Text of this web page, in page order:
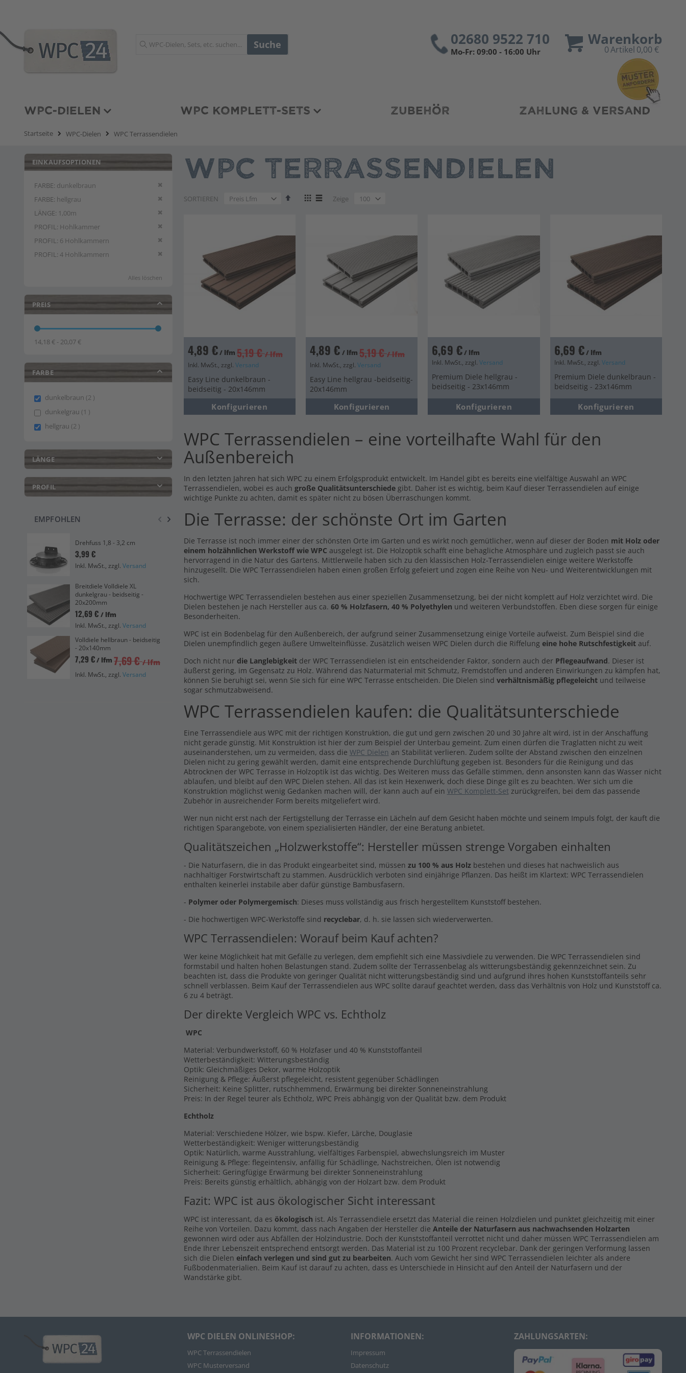
Warenkorb
0Artikel 0,00 €
Suche 02680 9522 710
Mo-Fr: 09:00 - 16:00 Uhr
WPC-DIELEN WPC KOMPLETT-SETS ZUBEHÖR ZAHLUNG & VERSAND
Startseite WPC-Dielen WPC Terrassendielen
WPC TERRASSENDIELEN
SORTIEREN
AbsteigendAnzeigen
Zeige
4,89 €/ lfm 5,19 € / lfm
Inkl. MwSt., zzgl. Versand
Easy Line dunkelbraun -
beidseitig - 20x146mm
Konfigurieren
4,89 € / lfm5,19 € / lfm
Inkl. MwSt., zzgl. Versand
Easy Line hellgrau -beidseitig-
20x146mm
Konfigurieren
6,69 €/ lfm
Inkl. MwSt., zzgl.Versand
Premium Diele hellgrau -
beidseitig - 23x146mm
Konfigurieren
6,69 €/ lfm
Inkl. MwSt., zzgl. Versand
Premium Diele dunkelbraun -
beidseitig - 23x146mm
Konfigurieren
WPC Terrassendielen – eine vorteilhafte Wahl für den
Außenbereich
In den letzten Jahren hat sich WPC zu einem Erfolgsprodukt entwickelt. Im Handel gibt es bereits eine vielfältige Auswahl an WPC
Terrassendielen, wobei es auch große Qualitätsunterschiede gibt. Daher ist es wichtig, beim Kauf dieser Terrassendielen auf einige
wichtige Punkte zu achten, damit es später nicht zu bösen Überraschungen kommt.
Die Terrasse: der schönste Ort im Garten
Die Terrasse ist noch immer einer der schönsten Orte im Garten und es wirkt noch gemütlicher, wenn auf dieser der Boden mit Holz oder
einem holzähnlichen Werkstoff wie WPC ausgelegt ist. Die Holzoptik schafft eine behagliche Atmosphäre und zugleich passt sie auch
hervorragend in die Natur des Gartens. Mittlerweile haben sich zu den klassischen Holz-Terrassendielen einige weitere Werkstoffe
hinzugesellt. Die WPC Terrassendielen haben einen großen Erfolg gefeiert und zogen eine Reihe von Neu- und Weiterentwicklungen mit
sich.
Hochwertige WPC Terrassendielen bestehen aus einer speziellen Zusammensetzung, bei der nicht komplett auf Holz verzichtet wird. Die
Dielen bestehen je nach Hersteller aus ca. 60 % Holzfasern, 40 % Polyethylen und weiteren Verbundstoffen. Eben diese sorgen für einige
Besonderheiten.
WPC ist ein Bodenbelag für den Außenbereich, der aufgrund seiner Zusammensetzung einige Vorteile aufweist. Zum Beispiel sind die
Dielen unempfindlich gegen äußere Umwelteinflüsse. Zusätzlich weisen WPC Dielen durch die Riffelung eine hohe Rutschfestigkeitauf.
Doch nicht nur die Langlebigkeitder WPC Terrassendielen ist ein entscheidender Faktor, sondern auch der Pflegeaufwand. Dieser ist
äußerst gering, im Gegensatz zu Holz. Während das Naturmaterial mit Schmutz, Fremdstoffen und anderen Einwirkungen zu kämpfen hat,
können Sie beruhigt sei, wenn Sie sich für eine WPC Terrasse entscheiden. Die Dielen sind verhältnismäßig pflegeleichtund teilweise
sogar schmutzabweisend.
WPC Terrassendielen kaufen: die Qualitätsunterschiede
Eine Terrassendiele aus WPC mit der richtigen Konstruktion, die gut und gern zwischen 20 und 30 Jahre alt wird, ist in der Anschaffung
nicht gerade günstig. Mit Konstruktion ist hier der zum Beispiel der Unterbau gemeint. Zum einen dürfen die Traglatten nicht zu weit
auseinanderstehen, um zu vermeiden, dass die WPC Dielen an Stabilität verlieren. Zudem sollte der Abstand zwischen den einzelnen
Dielen nicht zu gering gewählt werden, damit eine entsprechende Durchlüftung gegeben ist. Besonders für die Reinigung und das
Abtrocknen der WPC Terrasse in Holzoptik ist das wichtig. Des Weiteren muss das Gefälle stimmen, denn ansonsten kann das Wasser nicht
ablaufen, und bleibt auf den WPC Dielen stehen. All das ist kein Hexenwerk, doch diese Dinge gilt es zu beachten. Wer sich um die
Konstruktion möglichst wenig Gedanken machen will, der kann auch auf ein WPC Komplett-Setzurückgreifen, bei dem das passende
Zubehör in ausreichender Form bereits mitgeliefert wird.
Wer nun nicht erst nach der Fertigstellung der Terrasse ein Lächeln auf dem Gesicht haben möchte und seinem Impuls folgt, der kauft die
richtigen Sparangebote, von einem spezialisierten Händler, der eine Beratung anbietet.
Qualitätszeichen „Holzwerkstoffe“: Hersteller müssen strenge Vorgaben einhalten
- Die Naturfasern, die in das Produkt eingearbeitet sind, müssen zu 100 % aus Holz bestehen und dieses hat nachweislich aus
nachhaltiger Forstwirtschaft zu stammen. Ausdrücklich verboten sind einjährige Pflanzen. Das heißt im Klartext: WPC Terrassendielen
enthalten keinerlei instabile aber dafür günstige Bambusfasern.
- Polymer oder Polymergemisch: Dieses muss vollständig aus frisch hergestelltem Kunststoff bestehen.
- Die hochwertigen WPC-Werkstoffe sind recyclebar, d. h. sie lassen sich wiederverwerten.
WPC Terrassendielen: Worauf beim Kauf achten?
Wer keine Möglichkeit hat mit Gefälle zu verlegen, dem empfiehlt sich eine Massivdiele zu verwenden. Die WPC Terrassendielen sind
formstabil und halten hohen Belastungen stand. Zudem sollte der Terrassenbelag als witterungsbeständig gekennzeichnet sein. Zu
beachten ist, dass die Produkte von geringer Qualität nicht witterungsbeständig sind und aufgrund ihres hohen Kunststoffanteils sehr
schnell verblassen. Beim Kauf der Terrassendielen aus WPC sollte darauf geachtet werden, dass das Verhältnis von Holz und Kunststoff ca.
6 zu 4 beträgt.
Der direkte Vergleich WPC vs. Echtholz
WPC
Material: Verbundwerkstoff, 60 % Holzfaser und 40 % Kunststoffanteil
Wetterbeständigkeit: Witterungsbeständig
Optik: Gleichmäßiges Dekor, warme Holzoptik
Reinigung & Pflege: Äußerst pflegeleicht, resistent gegenüber Schädlingen
Sicherheit: Keine Splitter, rutschhemmend, Erwärmung bei direkter Sonneneinstrahlung
Preis: In der Regel teurer als Echtholz, WPC Preis abhängig von der Qualität bzw. dem Produkt
Echtholz
Material: Verschiedene Hölzer, wie bspw. Kiefer, Lärche, Douglasie
Wetterbeständigkeit: Weniger witterungsbeständig
Optik: Natürlich, warme Ausstrahlung, vielfältiges Farbenspiel, abwechslungsreich im Muster
Reinigung & Pflege: flegeintensiv, anfällig für Schädlinge, Nachstreichen, Ölen ist notwendig
Sicherheit: Geringfügige Erwärmung bei direkter Sonneneinstrahlung
Preis: Bereits günstig erhältlich, abhängig von der Holzart bzw. dem Produkt
Fazit: WPC ist aus ökologischer Sicht interessant
WPC ist interessant, da es ökologisch ist. Als Terrassendiele ersetzt das Material die reinen Holzdielen und punktet gleichzeitig mit einer
Reihe von Vorteilen. Dazu kommt, dass nach Angaben der Hersteller die Anteile der Naturfasern aus nachwachsenden Holzarten
gewonnen wird oder aus Abfällen der Holzindustrie. Doch der Kunststoffanteil verrottet nicht und daher müssen WPC Terrassendielen am
Ende Ihrer Lebenszeit entsprechend entsorgt werden. Das Material ist zu 100 Prozent recyclebar. Dank der geringen Verformung lassen
sich die Dielen einfach verlegen und sind gut zu bearbeiten. Auch vom Gewicht her sind WPC Terrassendielen leichter als andere
Fußbodenmaterialien. Beim Kauf ist darauf zu achten, dass es Unterschiede in Hinsicht auf den Anteil der Naturfasern und der
Wandstärke gibt.
EINKAUFSOPTIONEN
FARBE dunkelbraun
Diesen Artikel entfernen
FARBE hellgrau
Diesen Artikel entfernen
LÄNGE 1,00m
Diesen Artikel entfernen
PROFIL Hohlkammer
Diesen Artikel entfernen
PROFIL 6 Hohlkammern
Diesen Artikel entfernen
PROFIL 4 Hohlkammern Diesen Artikel entfernen
Alles löschen
PREIS
14,18 € - 20,07 €
FARBE
dunkelbraun 2 items
dunkelgrau 1 item
hellgrau 2 items
LÄNGE
PROFIL
EMPFOHLEN
Drehfuss 1,8 - 3,2 cm
3,99 €
Inkl. MwSt., zzgl. Versand
Breitdiele Volldiele XL
dunkelgrau - beidseitig -
20x200mm
12,69 € / lfm
Inkl. MwSt., zzgl. Versand
Volldiele hellbraun - beidseitig
- 20x140mm
7,29 €/ lfm 7,69 € / lfm
Inkl. MwSt., zzgl. Versand
Handmuster Breitdiele
Volldiele XL dunkelgrau -
beidseitig-
0,00 €
hellgrau -beidseitig-
0,00 €
Handmuster Breitdiele
Volldiele XL hellbraun -
beidseitig-
0,00 €
Inkl. MwSt., zzgl. Versand
Handmuster Premium Diele
hellgrau -beidseitig-
0,00 €
Inkl. MwSt., zzgl.Versand
Clips
19,99 €
Wurzelvlies
Inkl. MwSt., zzgl. Versand
WPC DIELEN ONLINESHOP:
WPC Terrassendielen
WPC Musterversand
INFORMATIONEN:
Impressum
Datenschutz
ZAHLUNGSARTEN: